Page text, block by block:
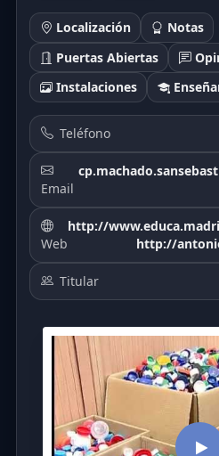
Localización
Notas
Puertas Abiertas
Instalaciones
Teléfono
Email
Web
http://
http://
Titular